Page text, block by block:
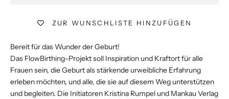
ZUR WUNSCHLISTE HINZUFÜGEN
Bereit für das Wunder der Geburt!
Das FlowBirthing-Projekt soll Inspiration und Kraftort für alle
Frauen sein, die Geburt als stärkende urweibliche Erfahrung
erleben möchten, und alle, die sie auf diesem Weg unterstützen
und begleiten. Die Initiatoren Kristina Rumpel und Mankau Verlag